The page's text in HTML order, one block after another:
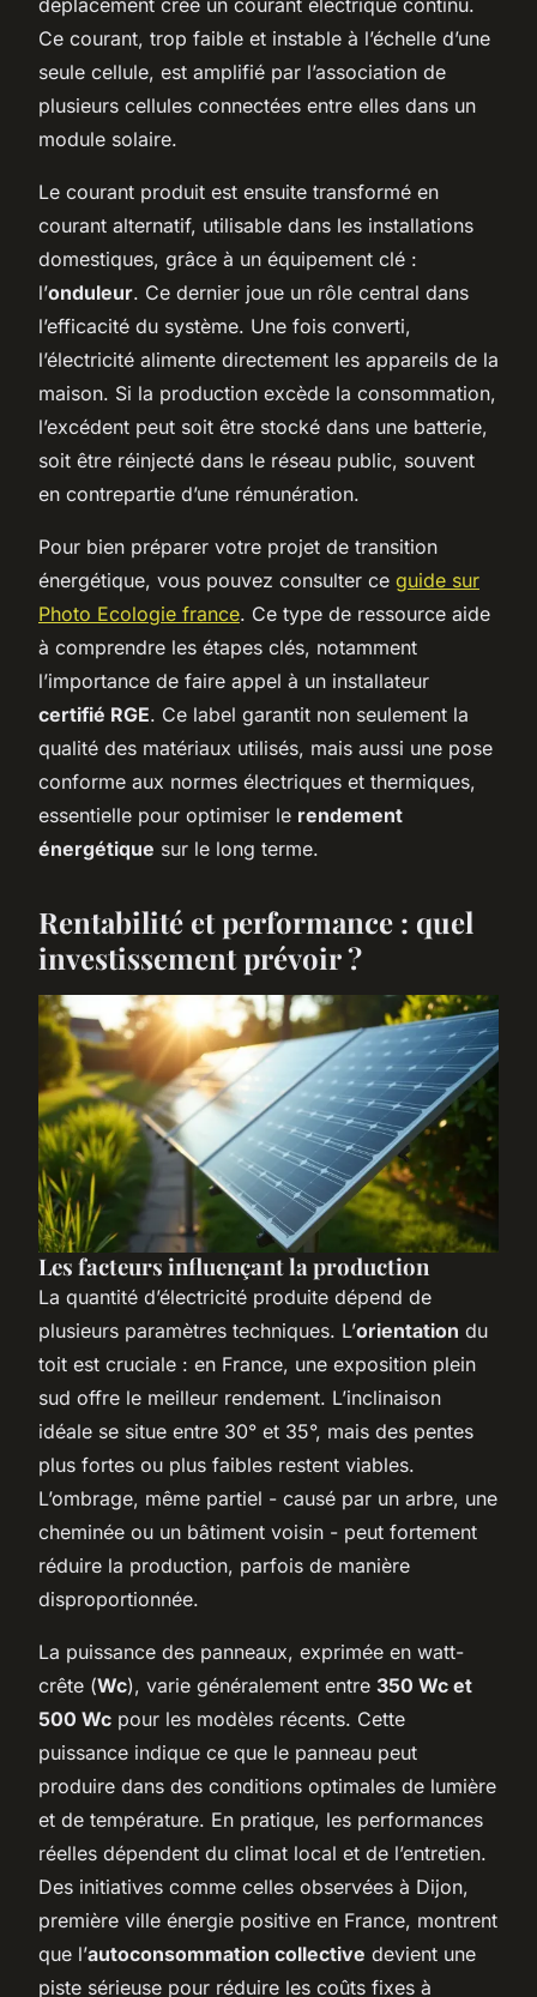
Ce courant, trop faible et instable à l’échelle d’une
seule cellule, est amplifié par l’association de
plusieurs cellules connectées entre elles dans un
module solaire.
Le courant produit est ensuite transformé en
courant alternatif, utilisable dans les installations
domestiques, grâce à un équipement clé :
l’onduleur. Ce dernier joue un rôle central dans
l’efficacité du système. Une fois converti,
l’électricité alimente directement les appareils de la
maison. Si la production excède la consommation,
l’excédent peut soit être stocké dans une batterie,
soit être réinjecté dans le réseau public, souvent
en contrepartie d’une rémunération.
Pour bien préparer votre projet de transition
énergétique, vous pouvez consulter ce guide sur
Photo Ecologie france. Ce type de ressource aide
à comprendre les étapes clés, notamment
l’importance de faire appel à un installateur
certifié RGE. Ce label garantit non seulement la
qualité des matériaux utilisés, mais aussi une pose
conforme aux normes électriques et thermiques,
essentielle pour optimiser le rendement
énergétique sur le long terme.
Rentabilité et performance : quel
investissement prévoir ?
Les facteurs influençant la production
La quantité d’électricité produite dépend de
plusieurs paramètres techniques. L’orientation du
toit est cruciale : en France, une exposition plein
sud offre le meilleur rendement. L’inclinaison
idéale se situe entre 30° et 35°, mais des pentes
plus fortes ou plus faibles restent viables.
L’ombrage, même partiel - causé par un arbre, une
cheminée ou un bâtiment voisin - peut fortement
réduire la production, parfois de manière
disproportionnée.
La puissance des panneaux, exprimée en watt-
crête (Wc), varie généralement entre 350 Wc et
500 Wc pour les modèles récents. Cette
puissance indique ce que le panneau peut
produire dans des conditions optimales de lumière
et de température. En pratique, les performances
réelles dépendent du climat local et de l’entretien.
Des initiatives comme celles observées à Dijon,
première ville énergie positive en France, montrent
que l’autoconsommation collective devient une
piste sérieuse pour réduire les coûts fixes à